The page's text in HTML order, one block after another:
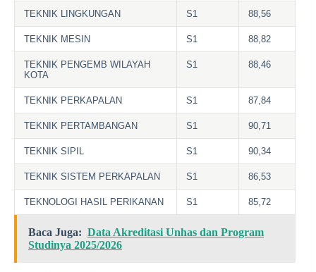
TEKNIK LINGKUNGAN S1 88,56
TEKNIK MESIN S1 88,82
TEKNIK PENGEMB WILAYAH
KOTA
S1 88,46
TEKNIK PERKAPALAN S1 87,84
TEKNIK PERTAMBANGAN S1 90,71
TEKNIK SIPIL S1 90,34
TEKNIK SISTEM PERKAPALAN S1 86,53
TEKNOLOGI HASIL PERIKANAN S1 85,72
Baca Juga: Data Akreditasi Unhas dan Program
Studinya 2025/2026